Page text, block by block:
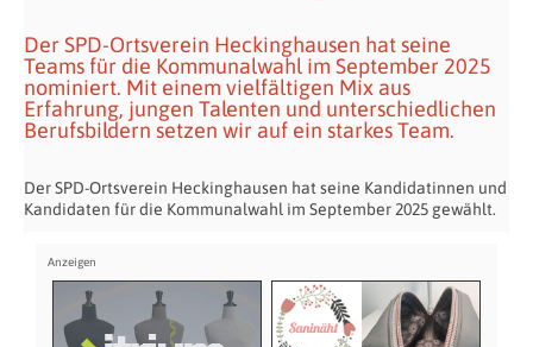
Der SPD-Ortsverein Heckinghausen hat seine
Teams für die Kommunalwahl im September 2025
nominiert. Mit einem vielfältigen Mix aus
Erfahrung, jungen Talenten und unterschiedlichen
Berufsbildern setzen wir auf ein starkes Team.
Der SPD-Ortsverein Heckinghausen hat seine Kandidatinnen und
Kandidaten für die Kommunalwahl im September 2025 gewählt.